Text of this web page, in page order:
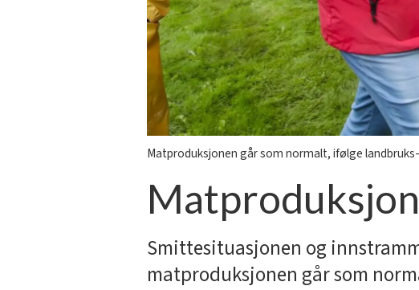
Matproduksjonen går som normalt, ifølge
Smittesituasjonen og
matproduksjonen går som